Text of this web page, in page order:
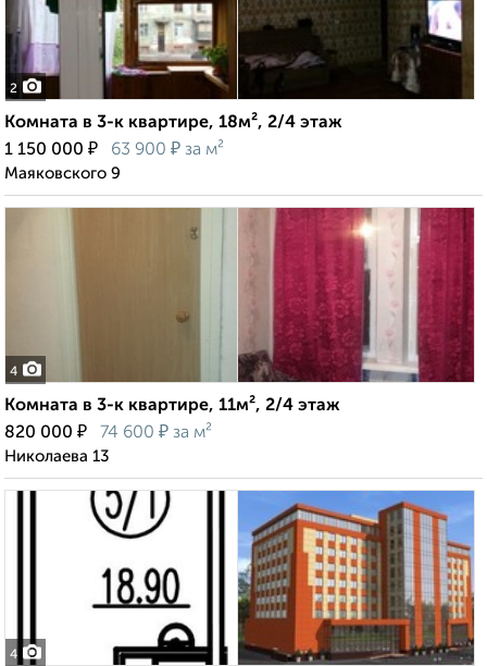
2
Комната в 3-к квартире, 18м², 2/4 этаж
1 150 000 ₽ 63 900 ₽ за м²
Маяковского 9
4
Комната в 3-к квартире, 11м², 2/4 этаж
820 000 ₽ 74 600 ₽ за м²
Николаева 13
4